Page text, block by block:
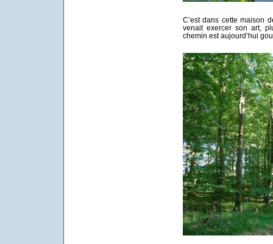
C’est dans cette maison
venait exercer son art,
chemin est aujourd’hui